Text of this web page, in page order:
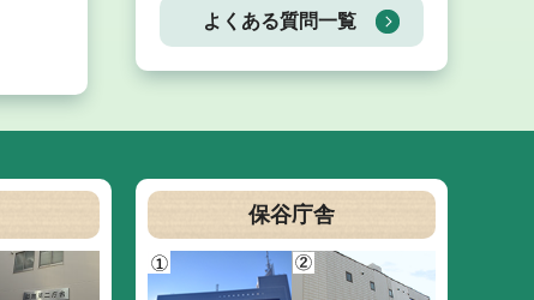
よくある質問一覧
保谷庁舎